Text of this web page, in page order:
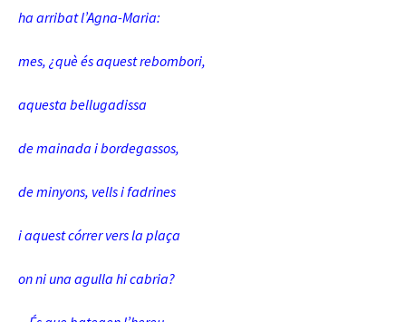
ha arribat l’Agna-Maria:
mes, ¿què és aquest rebombori,
aquesta bellugadissa
de mainada i bordegassos,
de minyons, vells i fadrines
i aquest córrer vers la plaça
on ni una agulla hi cabria?